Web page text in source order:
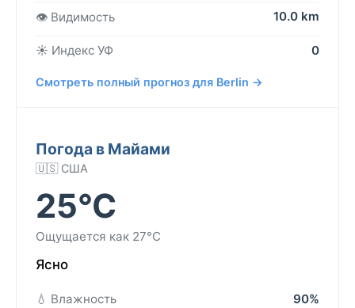
👁️ Видимость 10.0 km
☀️ Индекс УФ 0
Смотреть полный прогноз для Berlin →
Погода в Майами
🇺🇸 США
25°C
Ощущается как 27°C
Ясно
💧 Влажность
90%